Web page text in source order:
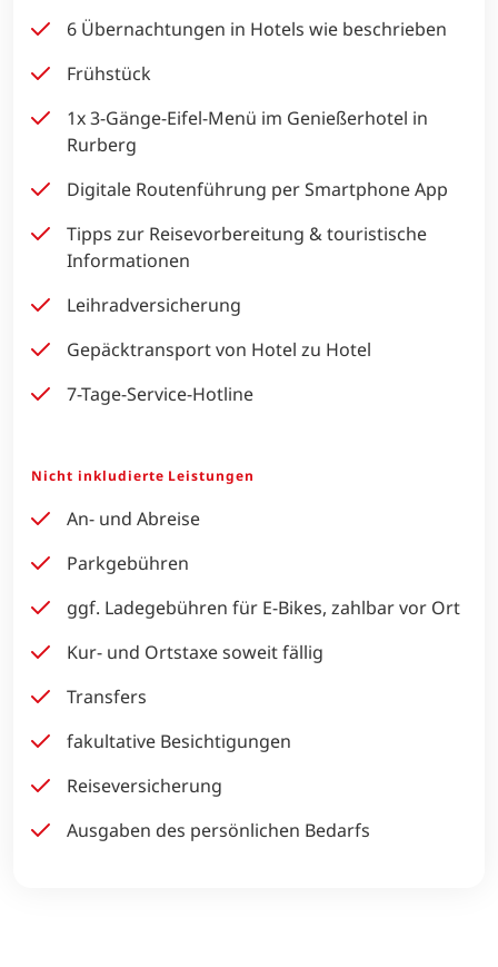
6 Übernachtungen in Hotels wie beschrieben
Frühstück
1x 3-Gänge-Eifel-Menü im Genießerhotel in
Rurberg
Digitale Routenführung per Smartphone App
Tipps zur Reisevorbereitung & touristische
Informationen
Leihradversicherung
Gepäcktransport von Hotel zu Hotel
7-Tage-Service-Hotline
Nicht inkludierte Leistungen
An- und Abreise
Parkgebühren
ggf. Ladegebühren für E-Bikes, zahlbar vor Ort
Kur- und Ortstaxe soweit fällig
Transfers
fakultative Besichtigungen
Reiseversicherung
Ausgaben des persönlichen Bedarfs